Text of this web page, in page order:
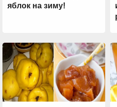
яблок на зиму!